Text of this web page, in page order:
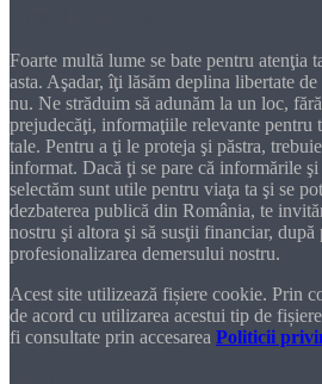
Foarte multă lume se bate pentru atenţia
asta. Aşadar, îţi lăsăm deplina libertate de
nu. Ne străduim să adunăm la un loc,
prejudecăţi, informaţiile relevante pentru
tale. Pentru a ţi le proteja şi păstra,
informat. Dacă ţi se pare că informările
selectăm sunt utile pentru viaţa ta şi se
dezbaterea publică din România, te
nostru şi altora şi să susţii financiar,
profesionalizarea demersului nostru.
Acest site utilizează fișiere cookie. Prin
de acord cu utilizarea acestui tip de
fi consultate prin accesarea Politicii